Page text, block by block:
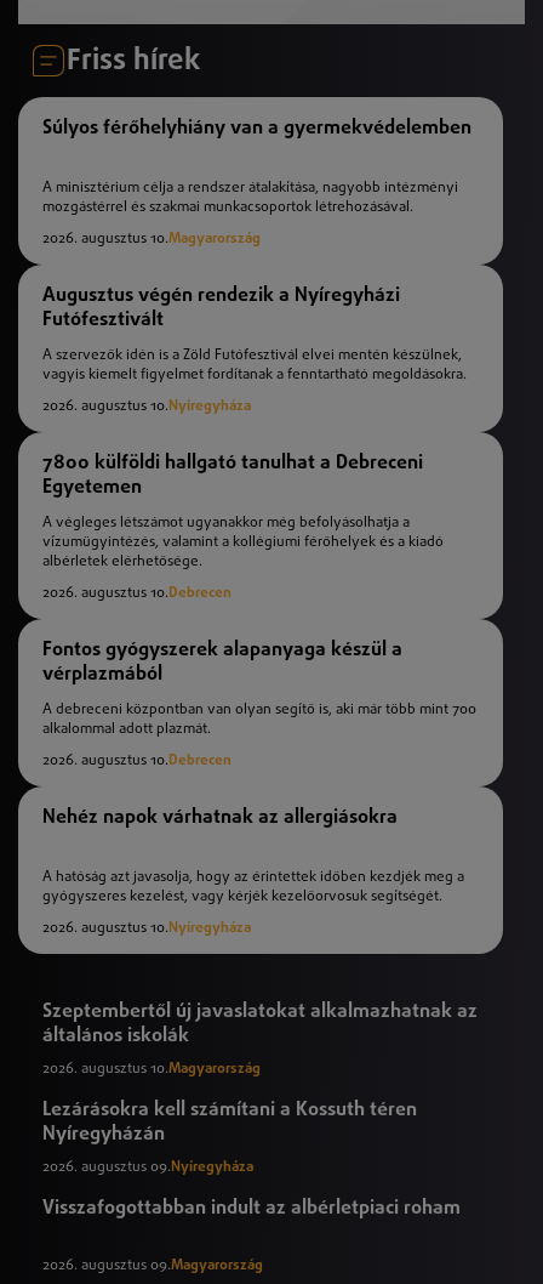
Friss hírek
Súlyos férőhelyhiány van a gyermekvédelemben
A minisztérium célja a rendszer átalakítása, nagyobb intézményi
mozgástérrel és szakmai munkacsoportok létrehozásával.
2026. augusztus 10.Magyarország
Augusztus végén rendezik a Nyíregyházi
Futófesztivált
A szervezők idén is a Zöld Futófesztivál elvei mentén készülnek,
vagyis kiemelt figyelmet fordítanak a fenntartható megoldásokra.
2026. augusztus 10. Nyíregyháza
7800 külföldi hallgató tanulhat a Debreceni
Egyetemen
A végleges létszámot ugyanakkor még befolyásolhatja a
vízumügyintézés, valamint a kollégiumi férőhelyek és a kiadó
albérletek elérhetősége.
2026. augusztus 10.Debrecen
Fontos gyógyszerek alapanyaga készül a
vérplazmából
A debreceni központban van olyan segítő is, aki már több mint 700
alkalommal adott plazmát.
2026. augusztus 10.Debrecen
Nehéz napok várhatnak az allergiásokra
A hatóság azt javasolja, hogy az érintettek időben kezdjék meg a
gyógyszeres kezelést, vagy kérjék kezelőorvosuk segítségét.
2026. augusztus 10. Nyíregyháza
Szeptembertől új javaslatokat alkalmazhatnak az
általános iskolák
2026. augusztus 10.Magyarország
Lezárásokra kell számítani a Kossuth téren
Nyíregyházán
2026. augusztus 09. Nyíregyháza
Visszafogottabban indult az albérletpiaci roham
2026. augusztus 09.Magyarország